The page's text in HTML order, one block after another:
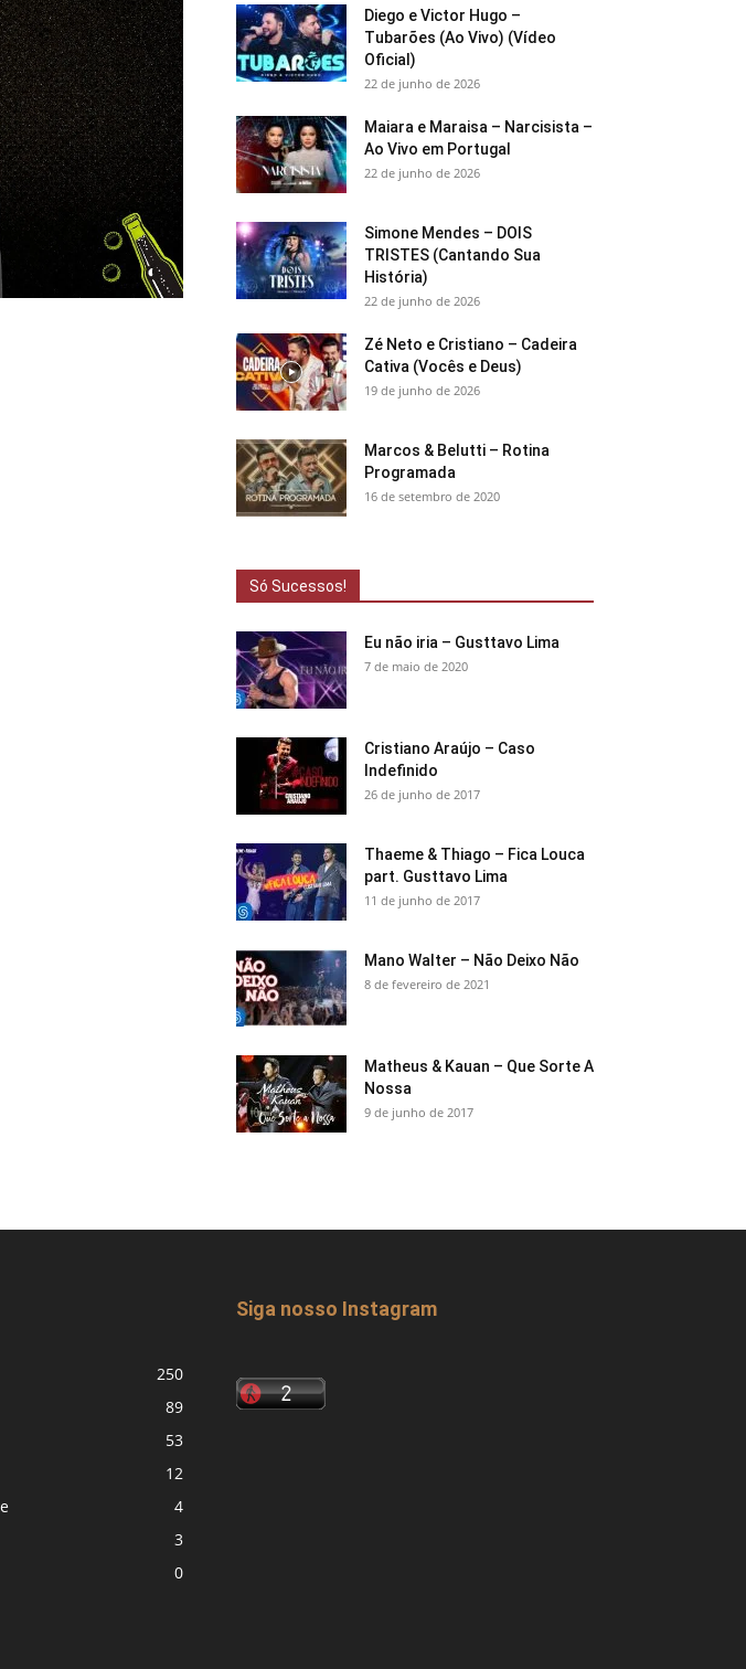
Diego e Victor Hugo –
Tubarões (Ao Vivo) (Vídeo
Oficial)
22 de junho de 2026
Maiara e Maraisa – Narcisista –
Ao Vivo em Portugal
22 de junho de 2026
Simone Mendes – DOIS
TRISTES (Cantando Sua
História)
22 de junho de 2026
Zé Neto e Cristiano – Cadeira
Cativa (Vocês e Deus)
19 de junho de 2026
Marcos & Belutti – Rotina
Programada
16 de setembro de 2020
Só Sucessos!
Eu não iria – Gusttavo Lima
7 de maio de 2020
Cristiano Araújo – Caso
Indefinido
26 de junho de 2017
Thaeme & Thiago – Fica Louca
part. Gusttavo Lima
11 de junho de 2017
Mano Walter – Não Deixo Não
8 de fevereiro de 2021
Matheus & Kauan – Que Sorte A
Nossa
9 de junho de 2017
250
89
53
12
4
3
0
Siga nosso Instagram